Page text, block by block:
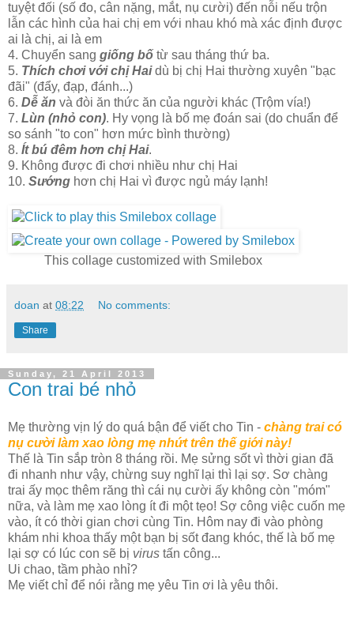
tuyệt đối (số đo, cân nặng, mắt, nụ cười) đến nỗi nếu trộn
lẫn các hình của hai chị em với nhau khó mà xác định được
ai là chị, ai là em
4. Chuyển sang giống bố từ sau tháng thứ ba.
5. Thích chơi với chị Haidù bị chị Hai thường xuyên "bạc
đãi" (đẩy, đạp, đánh...)
6. Dễ ăn và đòi ăn thức ăn của người khác (Trộm vía!)
7. Lùn (nhỏ con). Hy vọng là bố mẹ đoán sai (do chuẩn để
so sánh "to con" hơn mức bình thường)
8. Ít bú đêm hơn chị Hai.
9. Không được đi chơi nhiều như chị Hai
10. Sướng hơn chị Hai vì được ngủ máy lạnh!
This collage customized with Smilebox
doan at 08:22 No comments:
Share
Sunday, 21 April 2013
Con trai bé nhỏ
Mẹ thường vịn lý do quá bận để viết cho Tin - chàng trai có
nụ cười làm xao lòng mẹ nhứt trên thế giới này!
Thế là Tin sắp tròn 8 tháng rồi. Mẹ sửng sốt vì thời gian đã
đi nhanh như vậy, chừng suy nghĩ lại thì lại sợ. Sơ chàng
trai ấy mọc thêm răng thì cái nụ cười ấy không còn "móm"
nữa, và làm mẹ xao lòng ít đi một tẹo! Sợ công việc cuốn mẹ
vào, ít có thời gian chơi cùng Tin. Hôm nay đi vào phòng
khám nhi khoa thấy một bạn bị sốt đang khóc, thế là bố mẹ
lại sợ có lúc con sẽ bị virus tấn công...
Ui chao, tầm phào nhỉ?
Mẹ viết chỉ để nói rằng mẹ yêu Tin ơi là yêu thôi.